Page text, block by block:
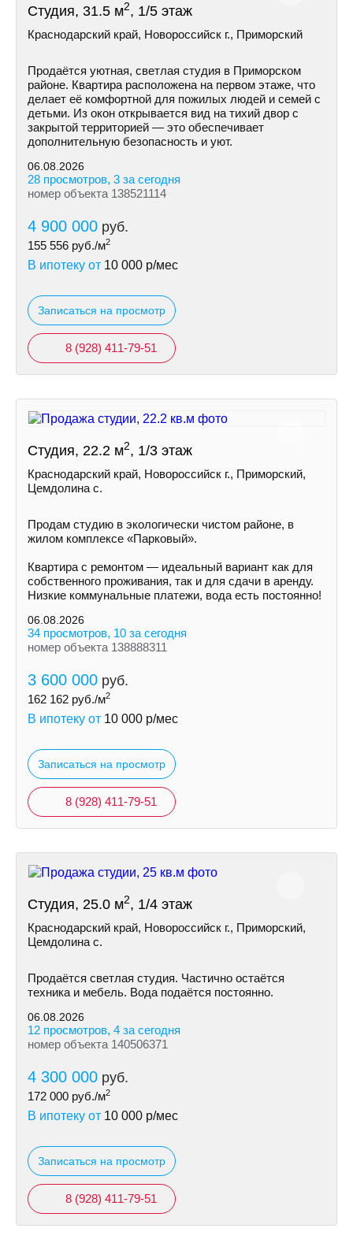
Студия, 31.5 м2, 1/5 этаж
Краснодарский край, Новороссийск г., Приморский
Продаётся уютная, светлая студия в Приморском
районе. Квартира расположена на первом этаже, что
делает её комфортной для пожилых людей и семей с
детьми. Из окон открывается вид на тихий двор с
закрытой территорией — это обеспечивает
дополнительную безопасность и уют.
06.08.2026
28 просмотров, 3 за сегодня
номер объекта 138521114
4 900 000 руб.
155 556 руб./м2
В ипотеку от 10 000 р/мес
Записаться на просмотр
8 (928) 411-79-51
Студия, 22.2 м2, 1/3 этаж
Краснодарский край, Новороссийск г., Приморский,
Цемдолина с.
Продам студию в экологически чистом районе, в
жилом комплексе «Парковый».
Квартира с ремонтом — идеальный вариант как для
собственного проживания, так и для сдачи в аренду.
Низкие коммунальные платежи, вода есть постоянно!
06.08.2026
34 просмотров, 10 за сегодня
номер объекта 138888311
3 600 000 руб.
162 162 руб./м2
В ипотеку от 10 000 р/мес
Записаться на просмотр
8 (928) 411-79-51
Студия, 25.0 м2, 1/4 этаж
Краснодарский край, Новороссийск г., Приморский,
Цемдолина с.
Продаётся светлая студия. Частично остаётся
техника и мебель. Вода подаётся постоянно.
06.08.2026
12 просмотров, 4 за сегодня
номер объекта 140506371
4 300 000 руб.
172 000 руб./м2
В ипотеку от 10 000 р/мес
Записаться на просмотр
8 (928) 411-79-51